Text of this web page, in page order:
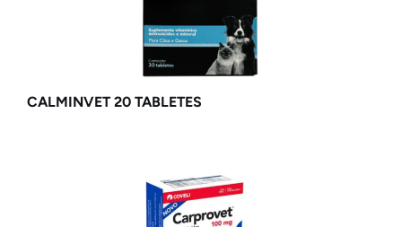
CALMINVET 20 TABLETES